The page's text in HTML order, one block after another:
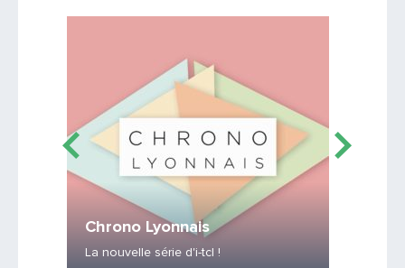
Message
Chrono Lyonnais
La nouvelle série d'i-tcl !